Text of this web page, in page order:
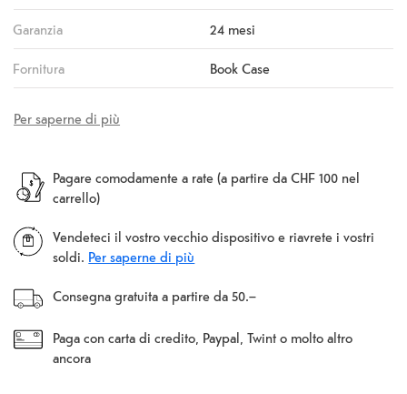
Garanzia 24 mesi
Fornitura Book Case
Per saperne di più
Pagare comodamente a rate (a partire da CHF 100 nel
carrello)
Vendeteci il vostro vecchio dispositivo e riavrete i vostri
soldi. Per saperne di più
Consegna gratuita a partire da 50.–
Paga con carta di credito, Paypal, Twint o molto altro
ancora